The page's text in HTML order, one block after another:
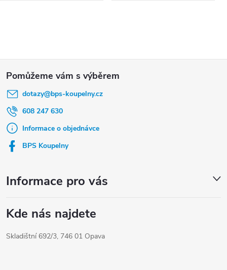
dotazy@bps-koupelny.cz
608 247 630
Informace o objednávce
BPS Koupelny
Informace pro vás
Kde nás najdete
Skladištní 692/3, 746 01 Opava